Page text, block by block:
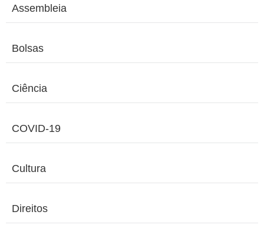
Assembleia
Bolsas
Ciência
COVID-19
Cultura
Direitos